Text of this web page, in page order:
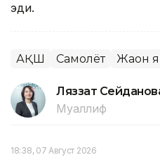
эди.
АҚШ Самолёт Жаҳон
Ляззат
Муаллиф
18:38, 07 Август 2026